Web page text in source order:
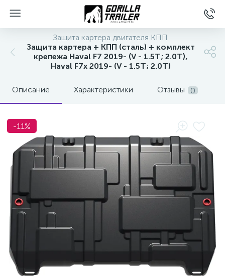
Защита картера двигателя КПП
Защита картера + КПП (сталь) + комплект
крепежа Haval F7 2019- (V - 1.5T; 2.0T),
Haval F7x 2019- (V - 1.5T; 2.0T)
Описание Характеристики Отзывы 0
-11%